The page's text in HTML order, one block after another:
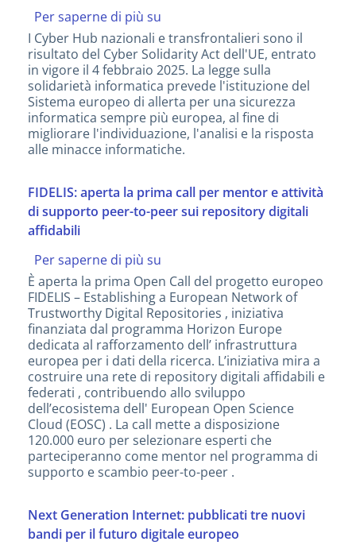
Per saperne di più su
apre
nuove
call
per
rafforzare
i Cyber
Hub
nazionali
e
I Cyber Hub nazionali e transfrontalieri sono il
risultato del Cyber Solidarity Act dell'UE, entrato
in vigore il 4 febbraio 2025. La legge sulla
solidarietà informatica prevede l'istituzione del
Sistema europeo di allerta per una sicurezza
informatica sempre più europea, al fine di
migliorare l'individuazione, l'analisi e la risposta
alle minacce informatiche.
FIDELIS: aperta la prima call per mentor e attività
di supporto peer-to-peer sui repository digitali
affidabili
Per saperne di più su
aperta
la
prima
call
per
mentor
e
attività
di
supporto
peer-
to-
peer
sui
digitali
affidabili
È aperta la prima Open Call del progetto europeo
FIDELIS – Establishing a European Network of
Trustworthy Digital Repositories , iniziativa
finanziata dal programma Horizon Europe
dedicata al rafforzamento dell’ infrastruttura
europea per i dati della ricerca. L’iniziativa mira a
costruire una rete di repository digitali affidabili e
federati , contribuendo allo sviluppo
dell’ecosistema dell' European Open Science
Cloud (EOSC) . La call mette a disposizione
120.000 euro per selezionare esperti che
parteciperanno come mentor nel programma di
supporto e scambio peer-to-peer .
Next Generation Internet: pubblicati tre nuovi
bandi per il futuro digitale europeo